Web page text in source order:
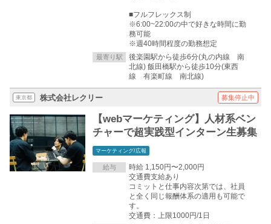
■フルフレックス制
※6:00~22:00の中で好きな時間に勤
務可能
※週40時間程度の勤務想定
最寄り駅
後楽園駅から徒歩6分(丸の内線 南
北線) 飯田橋駅から徒歩10分(東西
線 有楽町線 南北線)
東京都 株式会社レクリー 募集停止中
【webマーケティング】人材系ベン
チャーで超実践型インターン生募集
マーケティング/広報
給与
時給 1,150円〜2,000円
交通費支給あり
コミットと仕事内容次第では、社員
と全く同じ報酬体系の適用も可能で
す。
交通費：上限1000円/1日